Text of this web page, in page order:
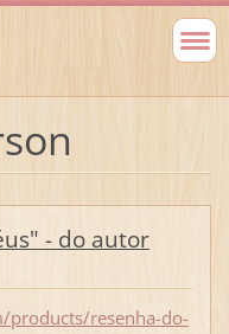
- do autor
resenha-do-